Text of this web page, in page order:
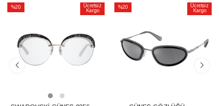
%20
Ücretsiz
Kargo
%20
Ücretsiz
Kargo